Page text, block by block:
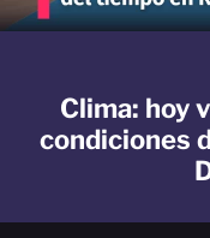
Clima: hoy
condiciones